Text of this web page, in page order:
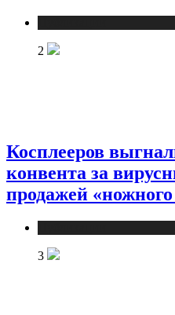
2
Косплееров
конвента за
продажей «ножного
3